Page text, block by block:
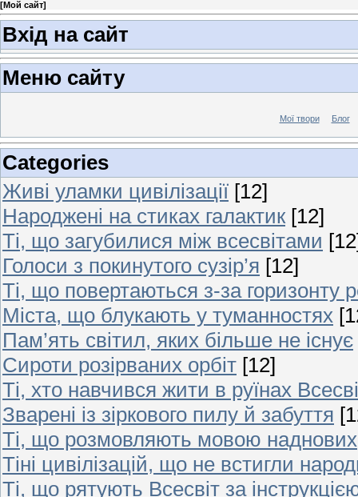
[Мой сайт]
Вхід на сайт
Меню сайту
Мої твори Блог
Categories
Живі уламки цивілізації [12]
Народжені на стиках галактик [12]
Ті, що загубилися між всесвітами
Голоси з покинутого сузір’я [12]
Ті, що повертаються з-за горизонту
Міста, що блукають у туманностях
Пам’ять світил, яких більше не існує
Сироти розірваних орбіт [12]
Ті, хто навчився жити в руїнах
Зварені із зіркового пилу й забуття
Ті, що розмовляють мовою наднових
Тіні цивілізацій, що не встигли
Ті, що рятують Всесвіт за